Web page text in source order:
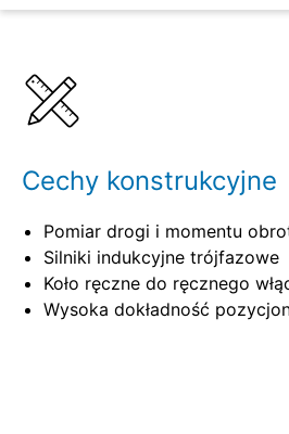
Cechy konstrukcyjne
Pomiar drogi i momentu
Silniki indukcyjne trójfazowe
Koło ręczne do ręcznego
Wysoka dokładność